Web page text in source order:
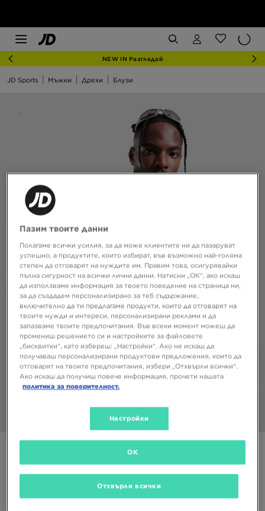
NEW IN Разгледай
JD Sports Мъжки Дрехи Блузи
JORDAN СУИТЧЪР С КАЧУЛКА JORDAN SPORT
CROSSOVER
Пазим твоите данни
Полагаме всички усилия, за да може клиентите ни да пазаруват
успешно, а продуктите, които избират, във възможно най-голяма
степен да отговарят на нуждите им. Правим това, осигурявайки
пълна сигурност на всички лични данни. Натисни „ОК“, ако искаш
да използваме информация за твоето поведение на страница ни,
за да създадем персонализирано за теб съдържание,
включително да ти предлагаме продукти, които да отговарят на
твоите нужди и интереси, персонализирани реклами и да
запазваме твоите предпочитания. Във всеки момент можеш да
промениш решението си и настройките за файловете
„бисквитки“, като избереш: „Настройки“. Ако не искаш да
получаваш персонализирани продуктови предложения, които да
отговарят на твоите предпочитания, избери „Отхвърли всички“.
Ако искаш да получиш повече информация, прочети нашата
политика за поверителност.
Настройки
Отхвърли всички
OK